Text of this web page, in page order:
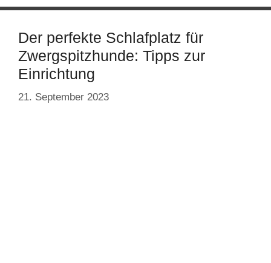
Der perfekte Schlafplatz für
Zwergspitzhunde: Tipps zur
Einrichtung
21. September 2023